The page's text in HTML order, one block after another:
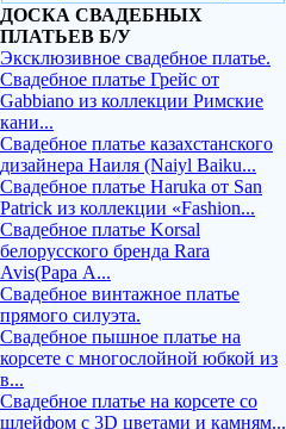
ДОСКА СВАДЕБНЫХ
ПЛАТЬЕВ Б/У
Эксклюзивное свадебное платье.
Свадебное платье Грейс от
Gabbiano из коллекции Римские
кани...
Свадебное платье казахстанского
дизайнера Наиля (Naiyl Baiku...
Свадебное платье Haruka от San
Patrick из коллекции «Fashion...
Свадебное платье Korsal
белорусского бренда Rara
Avis(Рара А...
Свадебное винтажное платье
прямого силуэта.
Свадебное пышное платье на
корсете с многослойной юбкой из
в...
Свадебное платье на корсете со
шлейфом с 3D цветами и камням...